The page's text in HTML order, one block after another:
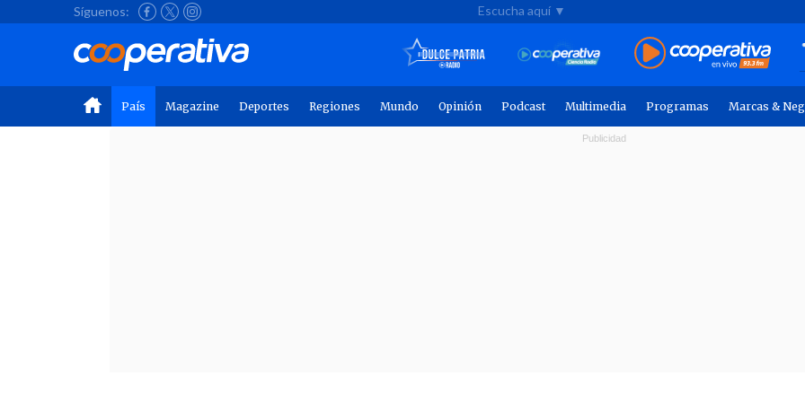
Síguenos: Escucha aquí ▼
País Magazine Deportes Regiones Mundo Opinión Podcast Multimedia Programas Marcas &